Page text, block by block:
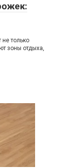
только
зоны отдыха,